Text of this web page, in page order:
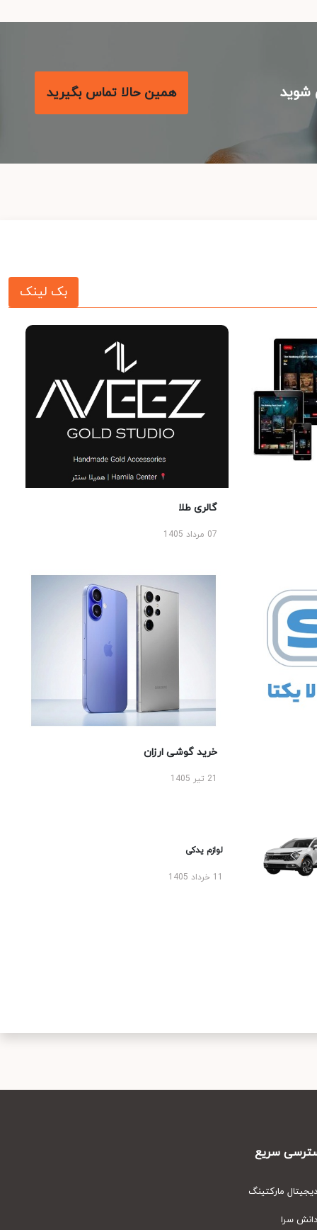
همین حالا تماس بگیرید
بک لینک
گالری طلا
07 مرداد 1405
خرید گوشی ارزان
لوازم یدکی
سریع
مارکتینگ
سرا